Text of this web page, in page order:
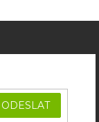
ODESLAT